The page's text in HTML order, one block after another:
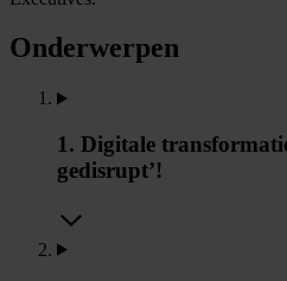
Onderwerpen
1. Digitale
gedisrupt’!